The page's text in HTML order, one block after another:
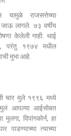
राजसत्तेच्या
जाऊ लागले. ७३ वर्षीय
केलेली नाही. थाई
परंतु १९७४ मधील
मुभा आहे.
चार मुले १९९६ मध्ये
मुलं आपल्या आईसोबत
दिपांगकोर्न, हा
पाडण्याच्या त्याच्या